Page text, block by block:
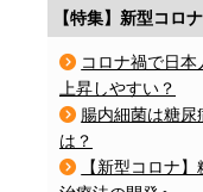
【特集】新型コロ
コロナ禍で日
上昇しやすい？
腸内細菌は糖
は？
【新型コロナ